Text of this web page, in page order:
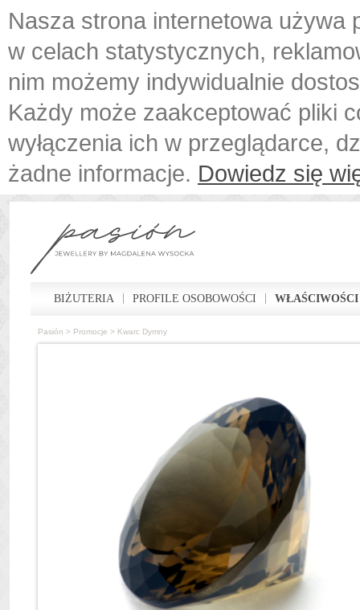
Nasza strona internetowa używa
w celach statystycznych,
nim możemy indywidualnie
Każdy może zaakceptować pliki
wyłączenia ich w przeglądarce,
żadne informacje. Dowiedz się
BIŻUTERIA PROFILE OSOBOWOŚCI
Pasión > Promocje > Kwarc Dymny